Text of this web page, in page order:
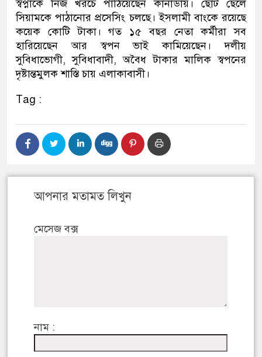
স্বপ্নাকে নিজ খরচে পাঠিয়েছেন কানাডায়। ছোট ছেলে
সিয়ামকে পাঠানোর প্রসেসিং চলছে। ইসলামী বাংকে রয়েছে
কয়েক কোটি টাকা। গত ১৫ বছর নেতা কর্মীরা সব
হারিয়েছেন আর স্বপন ভাই কামিয়েছেন। দলীয়
সুবিধাভোগী, সুবিধাবাদী, অবৈধ টাকার মালিক স্বপনের
দৃষ্টান্তমুলক শাস্তি চায় এলাকাবাসী।
Tag :
আপনার মতামত লিখুন
মেসেজ বক্স
নাম :